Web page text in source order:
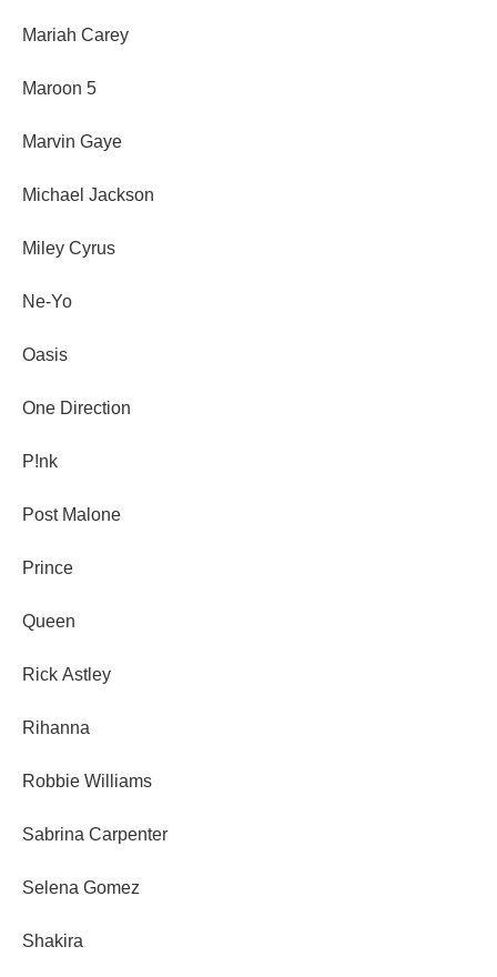
Mariah Carey
Maroon 5
Marvin Gaye
Michael Jackson
Miley Cyrus
Ne-Yo
Oasis
One Direction
P!nk
Post Malone
Prince
Queen
Rick Astley
Rihanna
Robbie Williams
Sabrina Carpenter
Selena Gomez
Shakira